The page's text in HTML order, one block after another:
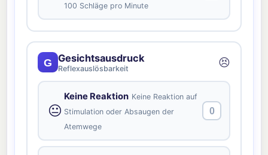
100 Schläge pro Minute
G Gesichtsausdruck
Reflexauslösbarkeit 😣
😐
Keine Reaktion Keine Reaktion auf
Stimulation oder Absaugen der
Atemwege
0